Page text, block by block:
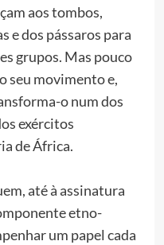
aos tombos,
e dos pássaros para
grupos. Mas pouco
seu movimento e,
o num dos
exércitos
de África.
até à assinatura
etno-
um papel cada